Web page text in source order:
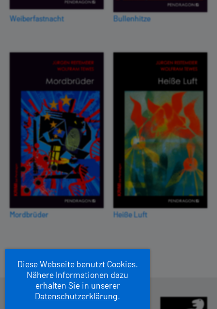
Diese Webseite benutzt Cookies.
Nähere Informationen dazu
erhalten Sie in unserer
Datenschutzerklärung.
Weiberfastnacht Bullenhitze
Mordbrüder Heiße Luft
Pendragon Verlag